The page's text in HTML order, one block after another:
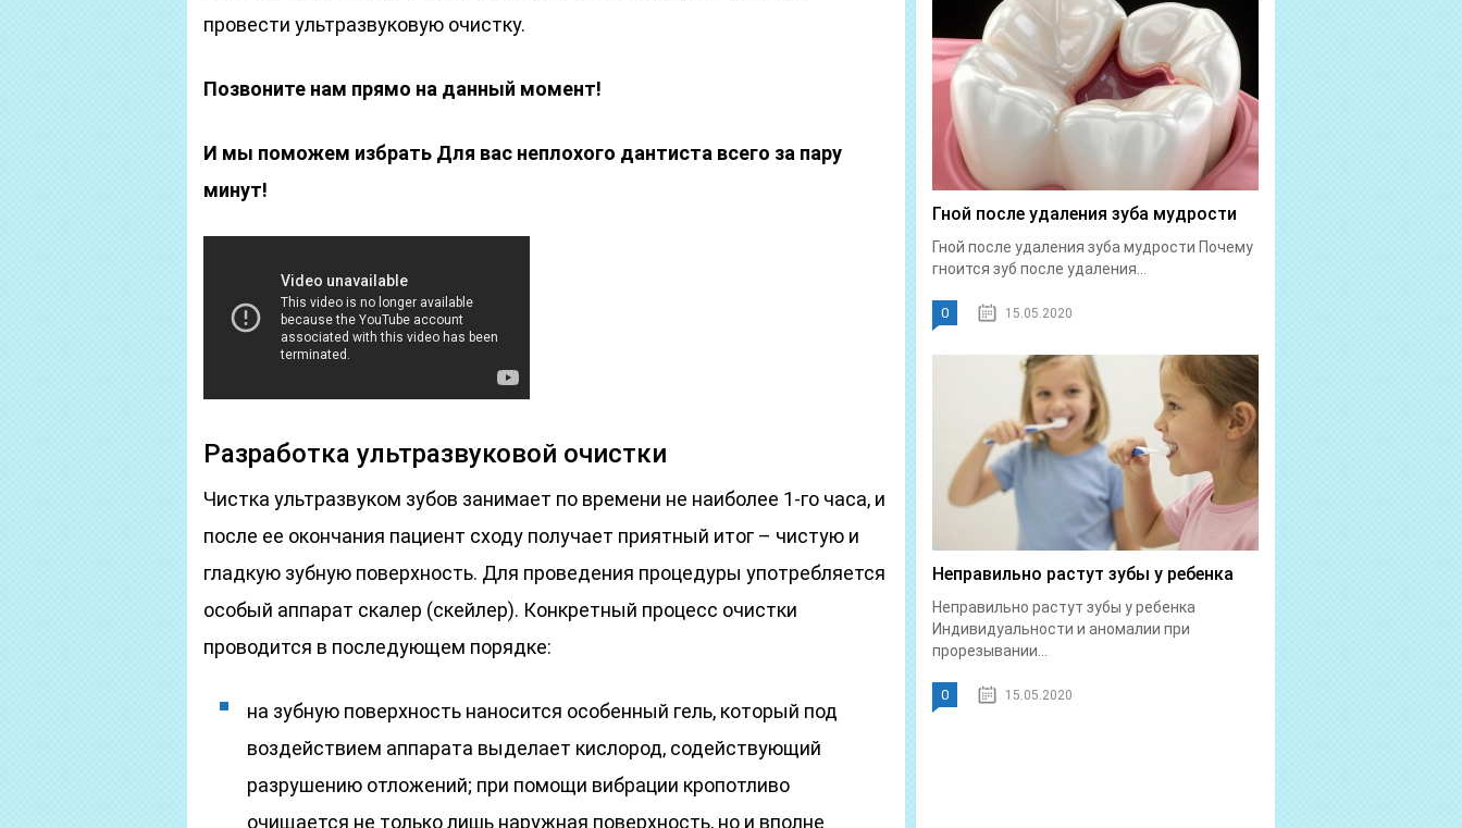
провести ультразвуковую очистку.
Позвоните нам прямо на данный момент!
И мы поможем избрать Для вас неплохого дантиста всего за пару
минут!
Разработка ультразвуковой очистки
Чистка ультразвуком зубов занимает по времени не наиболее 1-го часа, и
после ее окончания пациент сходу получает приятный итог – чистую и
гладкую зубную поверхность. Для проведения процедуры употребляется
особый аппарат скалер (скейлер). Конкретный процесс очистки
проводится в последующем порядке:
на зубную поверхность наносится особенный гель, который под
воздействием аппарата выделает кислород, содействующий
разрушению отложений; при помощи вибрации кропотливо
очищается не только лишь наружная поверхность, но и вполне
Гной после удаления зуба мудрости
Гной после удаления зуба мудрости Почему
гноится зуб после удаления...
0 15.05.2020
Неправильно растут зубы у ребенка
Неправильно растут зубы у ребенка
Индивидуальности и аномалии при
прорезывании...
0 15.05.2020